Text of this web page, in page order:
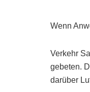
Wenn
Verkehr
gebeten.
darüber